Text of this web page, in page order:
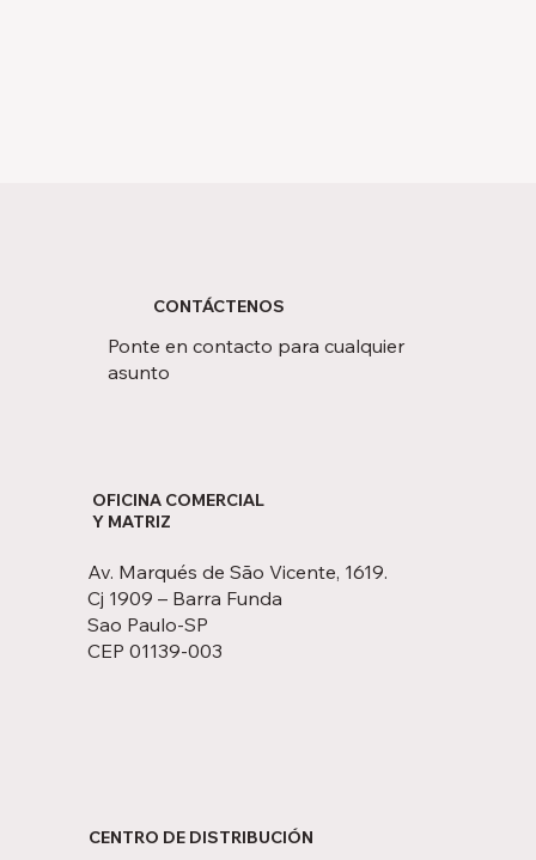
CONTÁCTENOS
Ponte en contacto para cualquier
asunto
Av. Marqués de São Vicente, 1619.
Cj 1909 – Barra Funda
Sao Paulo-SP
CEP 01139-003
OFICINA COMERCIAL
Y MATRIZ
CENTRO DE DISTRIBUCIÓN